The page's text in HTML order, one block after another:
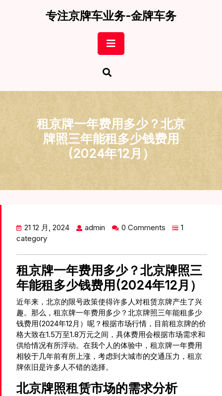
专注京牌车业务-金牌车务
Button
租京牌一年费用多少？北京
牌照三年能租多少钱费用
(2024年12月）
21 12 月, 2024 admin 0 Comments
1
category
租京牌一年费用多少？北京牌照三
年能租多少钱费用(2024年12月）
近年来，北京的限号政策使得许多人对租赁京牌产生了兴
趣。那么，租京牌一年费用多少？北京牌照三年能租多少
钱费用(2024年12月）呢？根据市场行情，目前租京牌的价
格大致在1.5万至1.8万元之间，具体费用会根据市场需求和
供给情况有所浮动。在我个人的体验中，租京牌一年费用
相较于几年前有所上涨，考虑到大城市的交通压力，租京
牌依旧是许多人不错的选择。
北京牌照租赁市场的需求分析